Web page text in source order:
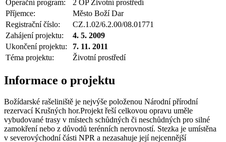
Operační program:
2 OP Životní prostředí
Příjemce:
Město Boží Dar
Registrační číslo:
CZ.1.02/6.2.00/08.01771
Zahájení projektu:
4. 5. 2009
Ukončení projektu:
7. 11. 2011
Téma projektu:
Životní prostředí
Informace o projektu
Božídarské rašeliniště je nejvýše položenou Národní přírodní
rezervací Krušných hor.Projekt řeší celkovou opravu uměle
vybudované trasy v místech schůdných či neschůdných pro silné
zamokření nebo z důvodů terénních nerovností. Stezka je umístěna
v severovýchodní části NPR a nezasahuje její nejcennější